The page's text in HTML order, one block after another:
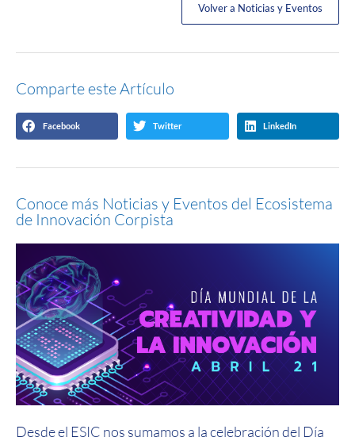
Volver a Noticias y Eventos
Comparte este Artículo
Facebook Twitter LinkedIn
Conoce más Noticias y Eventos del Ecosistema
de Innovación Corpista
Desde el ESIC nos sumamos a la celebración del Día